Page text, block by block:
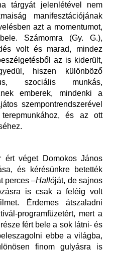
tárgyát jelenlétével nem
manifesztációjának
azt a momentumot,
Számomra (Gy. G.),
volt és marad, mindez
az is kiderült,
hiszen különböző
szociális munkás,
emberek, mindenki a
szempontrendszerével
és az ott
ért véget Domokos János
és kérésünkre betették
perces –Hallóját, de sajnos
is csak a feléig volt
Érdemes átszaladni
programfüzetért, mert a
fért bele a sok látni- és
ebbe a világba,
finom gulyásra is